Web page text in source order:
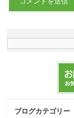
ブログカテゴリー